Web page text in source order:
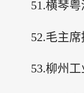
51.横琴
52.毛主
53.柳州